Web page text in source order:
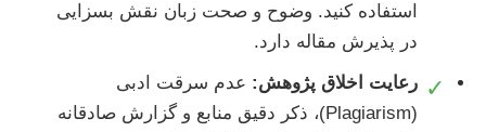
استفاده کنید. وضوح و صحت زبان نقش بسزایی
در پذیرش مقاله دارد.
✓ رعایت اخلاق پژوهش: عدم سرقت ادبی
(Plagiarism)، ذکر دقیق منابع و گزارش صادقانه